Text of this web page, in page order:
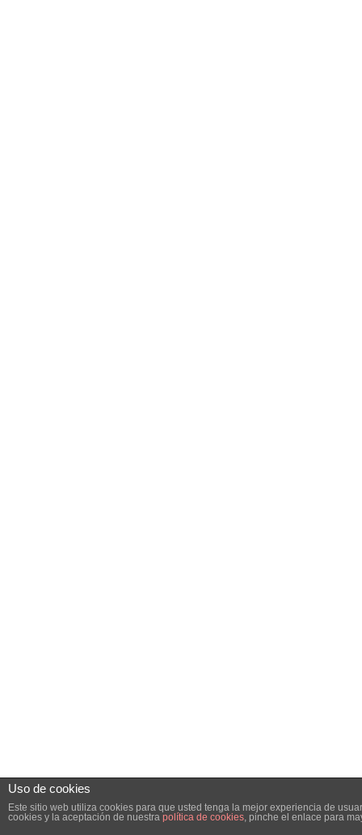
Uso de cookies
Este sitio web utiliza cookies para que usted tenga la mejor experiencia de
cookies y la aceptación de nuestra política de cookies, pinche el enlace para